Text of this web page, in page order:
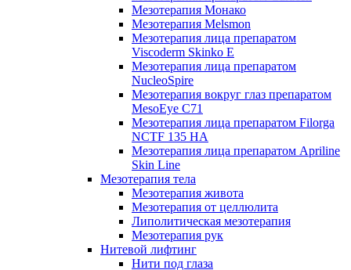
Мезотерапия Монако
Мезотерапия Melsmon
Мезотерапия лица препаратом
Viscoderm Skinko E
Мезотерапия лица препаратом
NucleoSpire
Мезотерапия вокруг глаз препаратом
MesoEye С71
Мезотерапия лица препаратом Filorga
NCTF 135 HA
Мезотерапия лица препаратом Apriline
Skin Line
Мезотерапия тела
Мезотерапия живота
Мезотерапия от целлюлита
Липолитическая мезотерапия
Мезотерапия рук
Нитевой лифтинг
Нити под глаза